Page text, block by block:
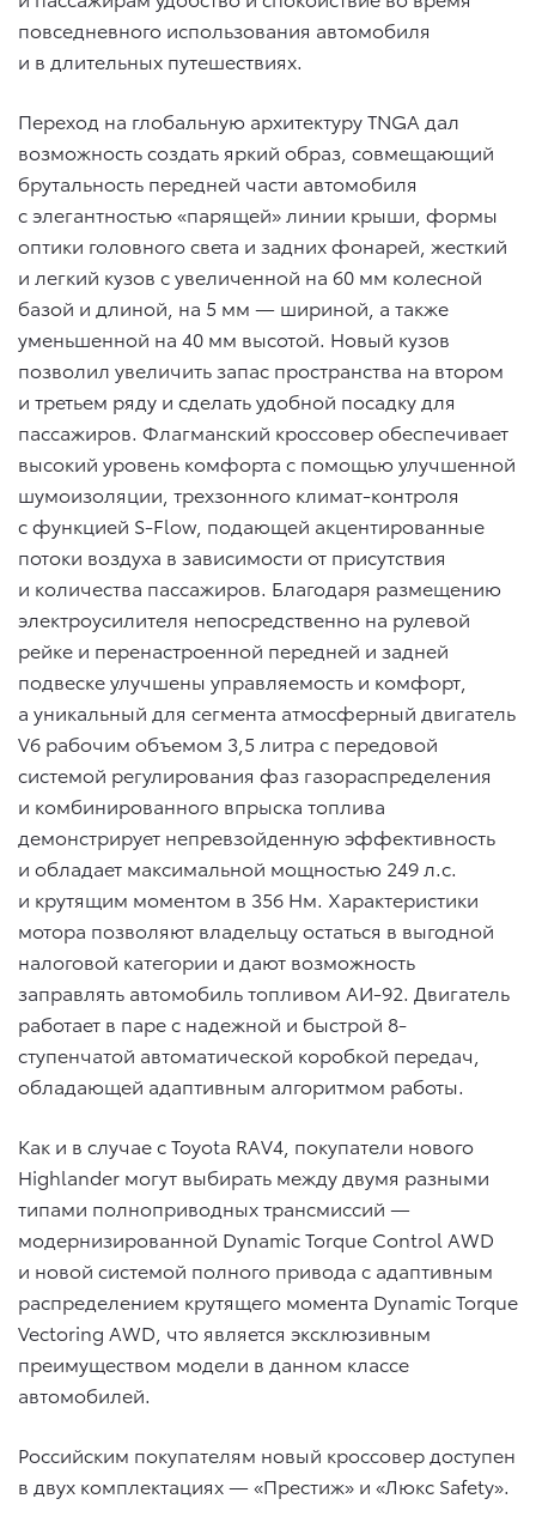
повседневного использования автомобиля
и в длительных путешествиях.
Переход на глобальную архитектуру TNGA дал
возможность создать яркий образ, совмещающий
брутальность передней части автомобиля
с элегантностью «парящей» линии крыши, формы
оптики головного света и задних фонарей, жесткий
и легкий кузов с увеличенной на 60 мм колесной
базой и длиной, на 5 мм — шириной, а также
уменьшенной на 40 мм высотой. Новый кузов
позволил увеличить запас пространства на втором
и третьем ряду и сделать удобной посадку для
пассажиров. Флагманский кроссовер обеспечивает
высокий уровень комфорта с помощью улучшенной
шумоизоляции, трехзонного климат-контроля
с функцией S-Flow, подающей акцентированные
потоки воздуха в зависимости от присутствия
и количества пассажиров. Благодаря размещению
электроусилителя непосредственно на рулевой
рейке и перенастроенной передней и задней
подвеске улучшены управляемость и комфорт,
а уникальный для сегмента атмосферный двигатель
V6 рабочим объемом 3,5 литра с передовой
системой регулирования фаз газораспределения
и комбинированного впрыска топлива
демонстрирует непревзойденную эффективность
и обладает максимальной мощностью 249 л.с.
и крутящим моментом в 356 Нм. Характеристики
мотора позволяют владельцу остаться в выгодной
налоговой категории и дают возможность
заправлять автомобиль топливом АИ-92. Двигатель
работает в паре с надежной и быстрой 8-
ступенчатой автоматической коробкой передач,
обладающей адаптивным алгоритмом работы.
Как и в случае с Toyota RAV4, покупатели нового
Highlander могут выбирать между двумя разными
типами полноприводных трансмиссий —
модернизированной Dynamic Torque Control AWD
и новой системой полного привода с адаптивным
распределением крутящего момента Dynamic Torque
Vectoring AWD, что является эксклюзивным
преимуществом модели в данном классе
автомобилей.
Российским покупателям новый кроссовер доступен
в двух комплектациях — «Престиж» и «Люкс Safety».